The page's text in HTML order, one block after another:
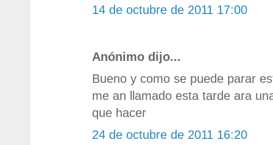
14 de octubre de 2011 17:00
Anónimo dijo...
Bueno y como se puede parar
me an llamado esta tarde ara
que hacer
24 de octubre de 2011 16:20